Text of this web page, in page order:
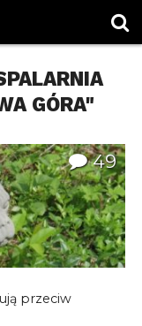
GÓRA"
49
przeciw